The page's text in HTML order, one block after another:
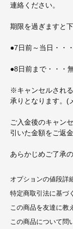
連絡ください。
期限を過ぎますと
●7日前～当日・・
●8日前まで・・・
※キャンセルされ
承りとなります。(
ご入金後のキャン
引いた金額をご返
あらかじめご了承
オプションの値段詳
特定商取引法に基づ
この商品を友達に教
この商品について問